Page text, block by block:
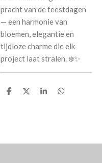
pracht van de feestdagen
— een harmonie van
bloemen, elegantie en
tijdloze charme die elk
project laat stralen. ❄️✨
D
D
S
D